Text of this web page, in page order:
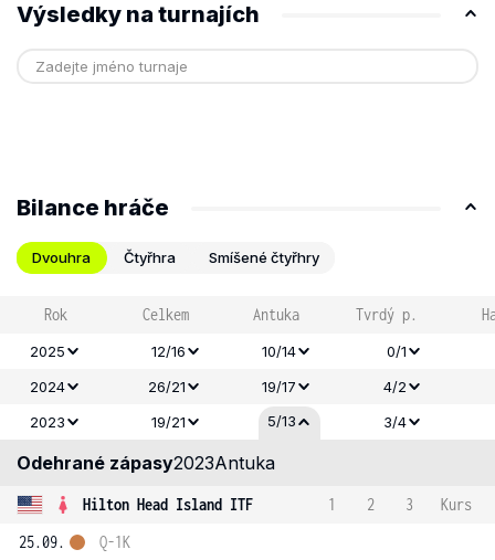
Výsledky na turnajích
Bilance hráče
Dvouhra Čtyřhra Smíšené čtyřhry
Rok Celkem Antuka Tvrdý p.
2025 12/16 10/14
0/1
2024
26/21 19/17
4/2
2023
19/21 5/13 3/4
Odehrané zápasy2023Antuka
Hilton Head Island ITF 1 2 3
Kurs
25.09.
Q-1K